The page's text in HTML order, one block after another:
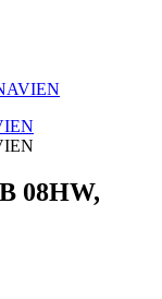
08HW,